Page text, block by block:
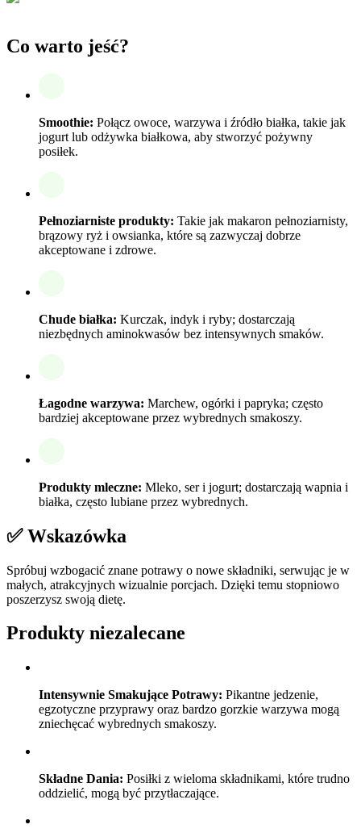
Co warto jeść?
Smoothie: Połącz owoce, warzywa i źródło białka, takie jak
jogurt lub odżywka białkowa, aby stworzyć pożywny
posiłek.
Pełnoziarniste produkty: Takie jak makaron pełnoziarnisty,
brązowy ryż i owsianka, które są zazwyczaj dobrze
akceptowane i zdrowe.
Chude białka: Kurczak, indyk i ryby; dostarczają
niezbędnych aminokwasów bez intensywnych smaków.
Łagodne warzywa: Marchew, ogórki i papryka; często
bardziej akceptowane przez wybrednych smakoszy.
Produkty mleczne: Mleko, ser i jogurt; dostarczają wapnia i
białka, często lubiane przez wybrednych.
✅ Wskazówka
Spróbuj wzbogacić znane potrawy o nowe składniki, serwując je w
małych, atrakcyjnych wizualnie porcjach. Dzięki temu stopniowo
poszerzysz swoją dietę.
Produkty niezalecane
Intensywnie Smakujące Potrawy: Pikantne jedzenie,
egzotyczne przyprawy oraz bardzo gorzkie warzywa mogą
zniechęcać wybrednych smakoszy.
Składne Dania: Posiłki z wieloma składnikami, które trudno
oddzielić, mogą być przytłaczające.